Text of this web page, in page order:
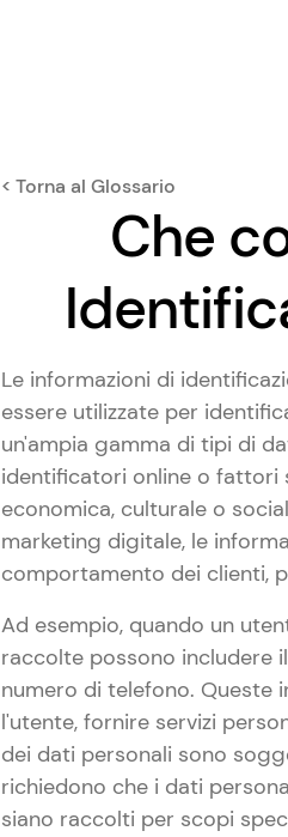
< Torna al Glossario
Che
Le informazioni di
essere utilizzate per
un'ampia gamma di tipi di
identificatori online o fattori
economica, culturale o
marketing digitale, le
comportamento dei clienti,
Ad esempio, quando un
raccolte possono includere
numero di telefono. Queste
l'utente, fornire servizi
dei dati personali sono
richiedono che i dati
siano raccolti per scopi